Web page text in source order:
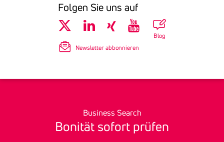
Folgen Sie uns auf
Blog
Newsletter abbonnieren
Business Search
Bonität sofort prüfen